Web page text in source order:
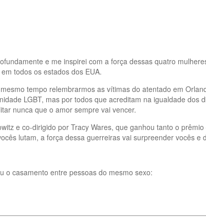
e me inspirei com a força dessas quatro
todos os estados dos EUA.
tempo relembrarmos as vítimas do atentado em
LGBT, mas por todos que acreditam na igualdade
nunca que o amor sempre vai vencer.
e co-dirigido por Tracy Wares, que ganhou tanto o
lutam, a força dessa guerreiras vai surpreender vocês
o casamento entre pessoas do mesmo sexo: